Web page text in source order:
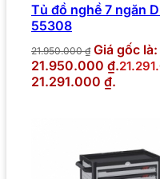
Tủ đồ nghề 7 ngăn
55308
21.950.000₫ Giá gốc là:
21.950.000 ₫.
21.291.000 ₫.